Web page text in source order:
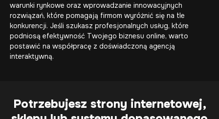
Bezpłatna wycena
warunki rynkowe oraz wprowadzanie innowacyjnych
rozwiązań, które pomagają firmom wyróżnić się na tle
konkurencji. Jeśli szukasz profesjonalnych usług, które
podniosą efektywność Twojego biznesu online, warto
postawić na współpracę z doświadczoną agencją
interaktywną.
Potrzebujesz strony internetowej,